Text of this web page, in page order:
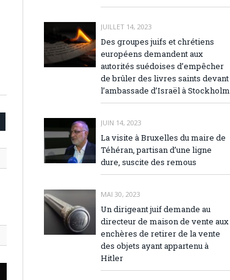
JUILLET 14, 2023
Des groupes juifs et chrétiens
européens demandent aux
autorités suédoises d’empêcher
de brûler des livres saints devant
l’ambassade d’Israël à Stockholm
JUIN 14, 2023
La visite à Bruxelles du maire de
Téhéran, partisan d’une ligne
dure, suscite des remous
MAI 30, 2023
Un dirigeant juif demande au
directeur de maison de vente aux
enchères de retirer de la vente
des objets ayant appartenu à
Hitler